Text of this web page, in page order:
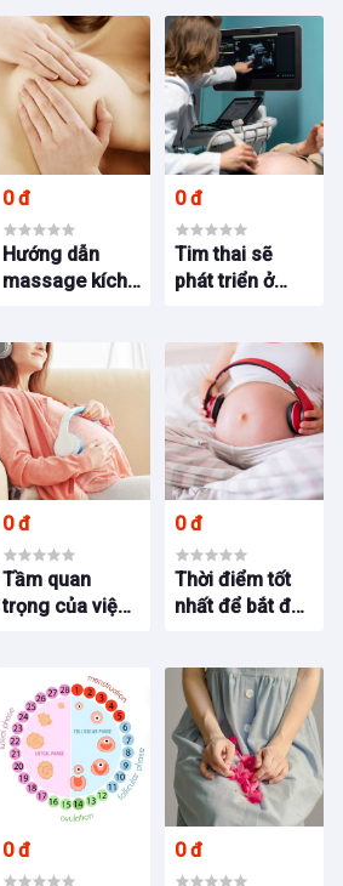
sĩ Bích Trang
BMT
0 đ
Hướng dẫn
massage kích
sẻ kinh nghiệm
từ Bs Bích
Trang BMT
0 đ
Tim thai sẽ
phát triển ở
kinh nghiệm
của Bs Bích
Trang BMT
0 đ
Tầm quan
trọng của việc
Bích Trang
BMT
0 đ
Thời điểm tốt
nhất để bắt đầu
nghiệm dưới
góc độ Bác sĩ
Bích Trang
BMT
0 đ 0 đ